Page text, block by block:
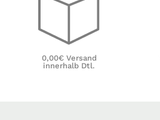
0,00€ Versand
innerhalb Dtl.